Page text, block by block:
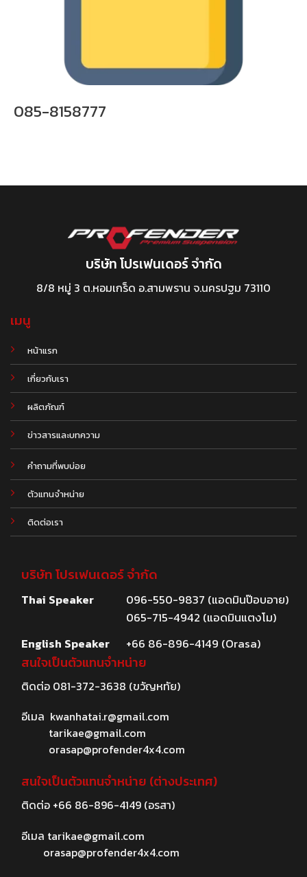
085-8158777
บริษัท โปรเฟนเดอร์ จำกัด
8/8 หมู่ 3 ต.หอมเกร็ด อ.สามพราน จ.นครปฐม 73110
เมนู
หน้าแรก
เกี่ยวกับเรา
ผลิตภัณฑ์
ข่าวสารและบทความ
.
คำถามที่พบบ่อย
ตัวแทนจำหน่าย
ติดต่อเรา
บริษัท โปรเฟนเดอร์ จำกัด
Thai Speaker
096-550-9837 (แอดมินป๊อบอาย)
065-715-4942 (แอดมินแตงโม)
English Speaker
+66 86-896-4149 (Orasa)
สนใจเป็นตัวแทนจำหน่าย
ติดต่อ 081-372-3638 (ขวัญหทัย)
อีเมล kwanhatai.r@gmail.com
tarikae@gmail.com
orasap@profender4x4.com
สนใจเป็นตัวแทนจำหน่าย (ต่างประเทศ)
ติดต่อ +66 86-896-4149(อรสา)
อีเมล tarikae@gmail.com
orasap@profender4x4.com